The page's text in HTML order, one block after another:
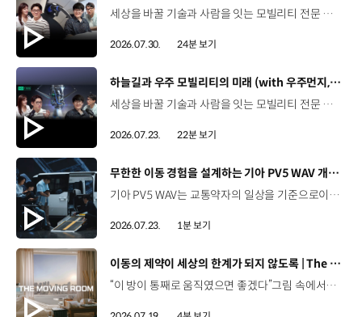
세상을 바꿀 기술과 사람을 잇는 모빌리티 전문 팟캐스트, 현대진행형. 🔊 과학커뮤니케이터 이독실, 여도은 앵커,그리고 천문학자 우주먼지, 과학커뮤니케이터 항성과 함께했습니다. 휘발유부터 전기차, 수소전기차, 하이브리드까지미래 모빌리티를 움직일 연료는 무엇일까요? 스물한 번째 에피소드에서는 자동차의 '연료'를 주제로다양한 에너지가 만들어갈 미래 모빌리티 라이프스타일을 이야기합니다. 연료가 바뀌면 자동차도, 우리의 이동 방식도 달라지지 않을까요?현대진행형 21편에서 확인해 보세요. 현대진행형 팟빵▶ 현대진행형 애플 팟캐스트▶현대진행형 스포티파이▶ 00:00 하이라이트00:21 인트로 / 자기소개00:58 자동차의 성격, 무엇으로 결정될까?03:38 연료란, 자동차의 성격을 결정하는 DNA04:24 휘발유는 어떻게 연료 경쟁에서 살아남았을까06:09 휘발유의 과거와 현재, 유연휘발유 속 납성분07:02 지구를 납으로 오염시키던 유연휘발유가 사라진 이유08:47 달리는 전자제품이 된 자동차, SDV 시대로의 전환09:46 '기계공학' 시스템에서 '소프트웨어'로 변화하는 모빌리티11:18 친환경차 시대가 오기까지의 기술적 과제11:43 전기차 배터리가 풀어야 할 숙제12:25 배터리를 관리하는 BMS 기술13:51 수소전기차, 인프라가 먼저일까 수요가 먼저일까?14:23 수소가 청정 연료로 주목받는 이유15:08 우주에서 가장 흔한 원소, 수소 생산과 운송의 현실적인 과제16:49 수소가 필요한 모빌리티는 따로 있다18:21 하이브리드가 대세인 시대, 그 이유는? 19:26 하이브리드는 연료 과도기를 견디게 해주는 기술21:44 전기·수소·하이브리드를 함께 준비하는 멀티 파워트레인 전략이란?23:30 클로징 *본 영상에 포함된 참여자의 의견은 현대자동차그룹의 공식 입장과 다를 수 있습니다. #현대자동차그룹 #현대진행형 #모빌리티팟캐스트 #전기차 #수소전기차 #연료 #에너지 #미래모빌리티 #모빌리티 #팟캐스트
2026.07.30. 24분 보기
[동영상]
하늘길과 우주 모빌리티의 미래 (with 우주먼지, 항성) | 현대진행형 팟캐스트 EP. 20
세상을 바꿀 기술과 사람을 잇는 모빌리티 전문 팟캐스트, 현대진행형. 🔊 과학커뮤니케이터 이독실, 여도은 앵커,그리고 천문학자 우주먼지, 과학커뮤니케이터 항성과 함께했습니다. 우주정거장을 거쳐 뉴욕으로 향하는 미래를 상상해본 적 있나요?스무 번째 에피소드에서는 하늘 위 교통 체계와 이동 수단의 모습,그리고 지상을 넘어 우주로 확장되는 모빌리티의 가능성까지 살펴봅니다. 하늘길이 열리면 우리의 일상은 어떻게 달라질지,현대진행형 20편에서 확인해 보세요. 현대진행형 팟빵▶현대진행형 애플 팟캐스트▶현대진행형 스포티파이▶ 00:00 하이라이트00:24 인트로 / 자기소개00:47 하늘길의 교통은 어떻게 다를까02:33 하늘의 교통 관제 시스템03:10 하늘을 나는 자동차의 모습은?05:10 미래 하늘길의 동력원과 연료06:42 휘발유 대신 항공유가 쓰일 가능성07:18 자동차에서 모빌리티로의 변화08:13 하늘길 시대의 도로와 도시10:02 우주 모빌리티는 어디까지 가능할까12:18 우주를 경험하는 미래12:57 우주로 확장되는 모빌리티13:30 하늘과 우주에서 좋은 차의 기준은?14:54 우주 관광은 누구나 가능할까16:35 현대로템과 한국 우주 산업의 미래18:37 미래 모빌리티가 바꿀 우리의 일상 *본 영상에 포함된 참여자의 의견은 현대자동차그룹의 공식 입장과 다를 수 있습니다. #현대자동차그룹 #현대진행형 #모빌리티팟캐스트 #UAM #스카이모빌리티 #하늘길 #자율주행 #우주 #우주항공 #모빌리티 #팟캐스트
2026.07.23. 22분 보기
[동영상]
무한한 이동 경험을 설계하는 기아 PV5 WAV 개발 스토리 | The Moving Room
기아 PV5 WAV는 교통약자의 일상을 기준으로이동 과정을 다시 설계했습니다. 탑승자의 목적에 맞게 확장되는 모빌리티, PV5 WAV 개발 스토리를 영상으로 확인해 보세요. #현대자동차그룹 #TheMovingRoom #기아 #PV5 #PV5WAV #PBV #목적기반모빌리티
2026.07.23. 1분 보기
[동영상]
이동의 제약이 세상의 한계가 되지 않도록 | The Moving Room
“이 방이 통째로 움직였으면 좋겠다”그림 속에서만 그리던 여행이 현실이 되기까지 기아 PV5 WAV는 필요한 의료 장비를 싣고가족과 한 공간에서 함께 떠날 수 있도록이동의 경험을 다시 설계했습니다. 같은 풍경을 보고, 같은 순간을 나누는 일현대자동차그룹은 모두를 위한 이동을 만들어갑니다. #현대자동차그룹 #TheMovingRoom #PV5 #기아 #목적기반모빌리티 #PV5WAV #PBV